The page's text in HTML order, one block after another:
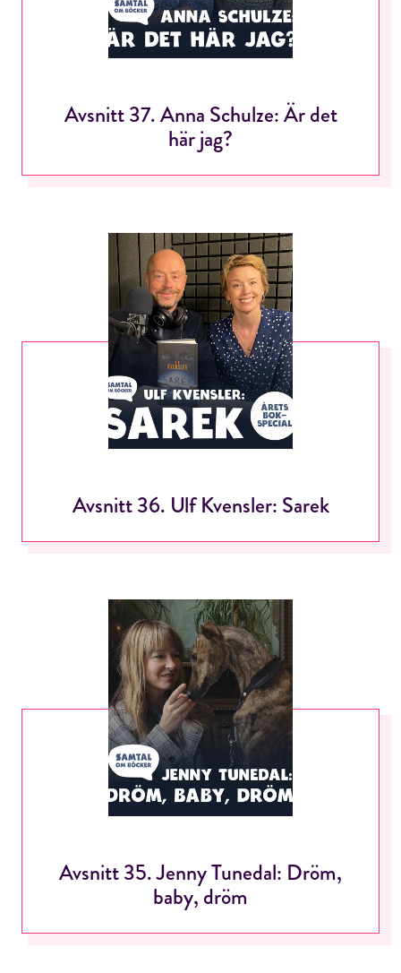
Avsnitt 37. Anna Schulze: Är det
här jag?
Avsnitt 36. Ulf Kvensler: Sarek
Avsnitt 35. Jenny Tunedal: Dröm,
baby, dröm